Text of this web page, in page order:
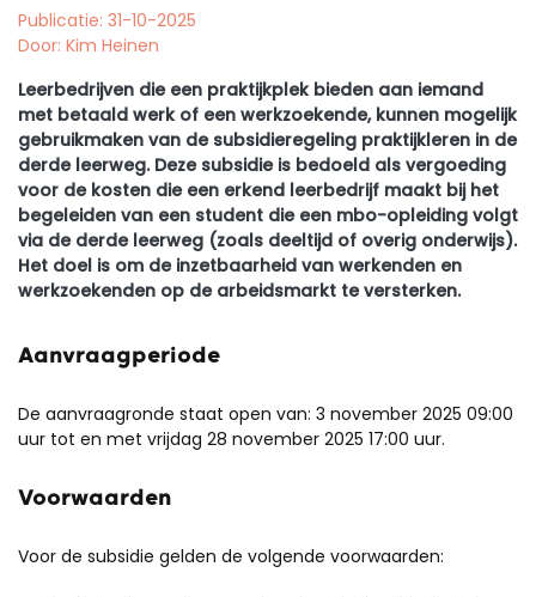
Publicatie: 31-10-2025
Door: Kim Heinen
Leerbedrijven die een praktijkplek bieden aan iemand
met betaald werk of een werkzoekende, kunnen mogelijk
gebruikmaken van de subsidieregeling praktijkleren in de
derde leerweg. Deze subsidie is bedoeld als vergoeding
voor de kosten die een erkend leerbedrijf maakt bij het
begeleiden van een student die een mbo-opleiding volgt
via de derde leerweg (zoals deeltijd of overig onderwijs).
Het doel is om de inzetbaarheid van werkenden en
werkzoekenden op de arbeidsmarkt te versterken.
Aanvraagperiode
De aanvraagronde staat open van: 3 november 2025 09:00
uur tot en met vrijdag 28 november 2025 17:00 uur.
Voorwaarden
Voor de subsidie gelden de volgende voorwaarden: